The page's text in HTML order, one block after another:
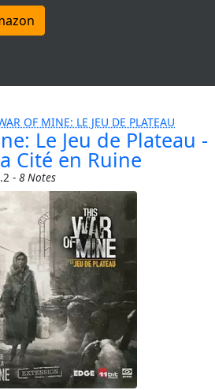
OF MINE: LE JEU DE PLATEAU
Le Jeu de Plateau -
Cité en Ruine
-8 Notes